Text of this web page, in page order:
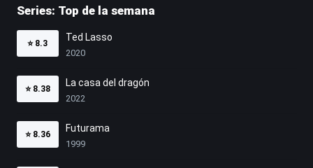
Series: Top de la semana
⭐ 8.3
Ted Lasso
2020
⭐ 8.38
La casa del dragón
2022
⭐ 8.36
Futurama
1999